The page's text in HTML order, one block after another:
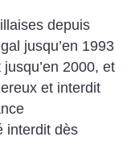
depuis
jusqu’en 1993
2000, et
et interdit
interdit dès